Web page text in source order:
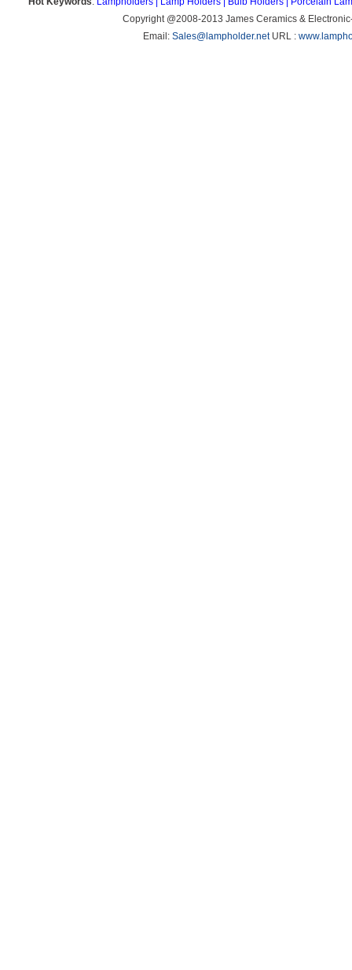
Copyright @2008-2013 James Ceramics &
Email: Sales@lampholder.netURL :